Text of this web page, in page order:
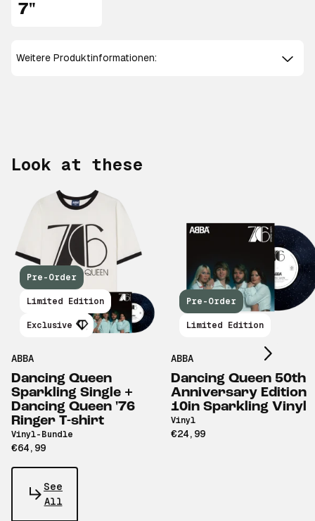
7"
Weitere Produktinformationen:
Look at these
Pre-Order
Limited Edition
Exclusive
ABBA
Dancing Queen
Sparkling Single +
Dancing Queen '76
Ringer T-shirt
Vinyl-Bundle
€64,99
Pre-Order
Limited Edition
ABBA
Dancing Queen 50th
Anniversary Edition
10in Sparkling Vinyl
Vinyl
€24,99
Scroll right
See
All